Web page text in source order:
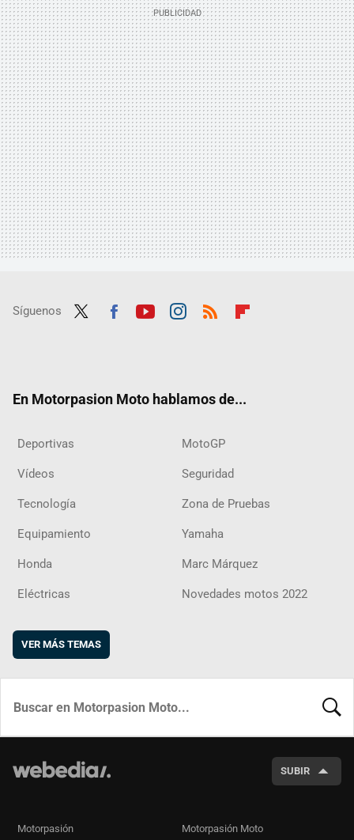
Síguenos
En Motorpasion Moto hablamos de...
Deportivas MotoGP
Vídeos Seguridad
Tecnología Zona de Pruebas
Equipamiento Yamaha
Honda Marc Márquez
Eléctricas Novedades motos 2022
VER MÁS TEMAS
SUBIR
Motorpasión Motorpasión Moto